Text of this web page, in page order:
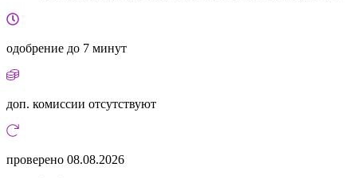
одобрение до 7 минут
доп. комиссии отсутствуют
проверено 08.08.2026